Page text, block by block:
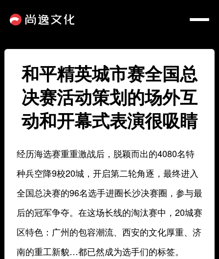
和平精英城市赛全国总
决赛活动策划的场外互
动和开幕式表演很吸睛
经历海选赛重重激战后，脱颖而出的4080名特
种兵空降9校20城，开启第二轮角逐，最终进入
全国总决赛的96名选手进圈长沙决赛圈，参与最
后的冠军争夺。在这场长线的淘汰赛中，20城赛
区特色：广州的包容潮流、西安的文化厚重、济
南的重工新貌…都已然成为选手们的标签。